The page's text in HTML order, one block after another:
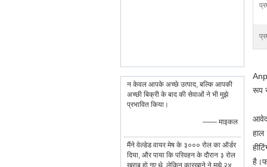
न केवल आपके अच्छे उत्पाद, बल्कि आपकी
अच्छी बिक्री के बाद की सेवाओं ने भी मुझे
प्रभावित किया।
—— माइकल
मैंने वेल्डेड वायर मेष के ३००० रोल का ऑर्डर
दिया, और पाया कि परिवहन के दौरान ३ रोल
खराब हो गए थे, लेकिन कारखाने ने मुझे २४
रूप
हाल
है।